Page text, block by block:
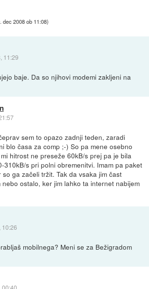
dec 2008 ob 11:08)
11:29
baje. Da so njihovi modemi zakljeni na
sem to opazo zadnji teden, zaradi
blo časa za comp ;-) So pa mene osebno
hitrost ne preseže 60kB/s prej pa je bila
310kB/s pri polni obremenitvi. Imam pa paket
ga začeli tržit. Tak da vsaka jim čast
ostalo, ker jim lahko ta internet nabijem
10:26
mobilnega? Meni se za Bežigradom